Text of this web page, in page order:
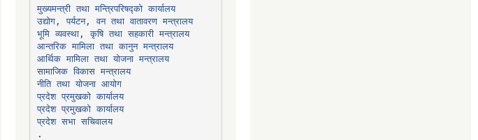
मुख्यमन्त्री तथा मन्त्रिपरिषद्को कार्यालय
उद्योग, पर्यटन, वन तथा वातावरण मन्त्रालय
भूमि व्यवस्था, कृषि तथा सहकारी मन्त्रालय
आन्तरिक मामिला तथा कानुन मन्त्रालय
आर्थिक मामिला तथा योजना मन्त्रालय
सामाजिक विकास मन्त्रालय
नीति तथा योजना आयोग
प्रदेश प्रमुखको कार्यालय
प्रदेश प्रमुखको कार्यालय
प्रदेश सभा सचिवालय